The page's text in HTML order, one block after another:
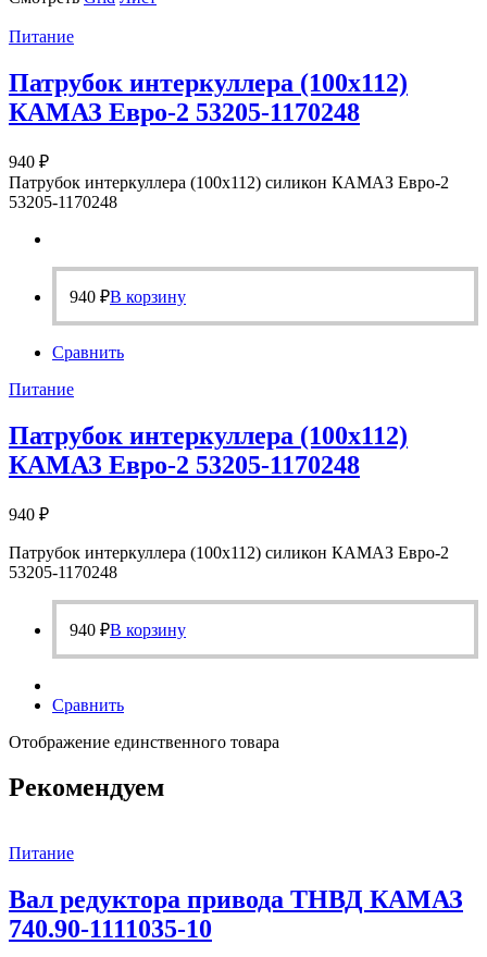
Питание
Патрубок интеркуллера (100х112)
КАМАЗ Евро-2 53205-1170248
940 ₽
Патрубок интеркуллера (100х112) силикон КАМАЗ Евро-2
53205-1170248
940 ₽В корзину
Сравнить
Питание
Патрубок интеркуллера (100х112)
КАМАЗ Евро-2 53205-1170248
940 ₽
Патрубок интеркуллера (100х112) силикон КАМАЗ Евро-2
53205-1170248
940 ₽В корзину
Сравнить
Отображение единственного товара
Рекомендуем
Питание
Вал редуктора привода ТНВД КАМАЗ
740.90-1111035-10